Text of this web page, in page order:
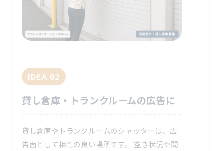
IDEA 02
貸し倉庫・トランクルームの広告に
貸し倉庫やトランクルームのシャッターは、広
告面として相性の良い場所です。 空き状況や問